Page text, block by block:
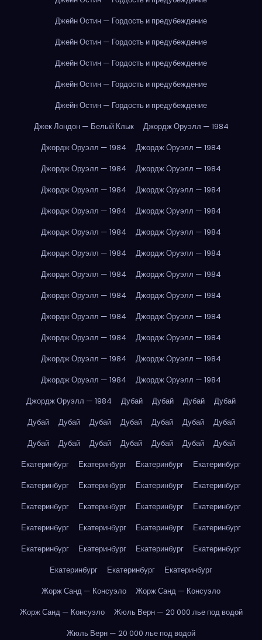
Джейн Остин — Гордость и предубеждение
Джейн Остин — Гордость и предубеждение
Джейн Остин — Гордость и предубеждение
Джейн Остин — Гордость и предубеждение
Джейн Остин — Гордость и предубеждение
Джек Лондон — Белый Клык
Джордж Оруэлл — 1984
Джордж Оруэлл — 1984
Джордж Оруэлл — 1984
Джордж Оруэлл — 1984
Джордж Оруэлл — 1984
Джордж Оруэлл — 1984
Джордж Оруэлл — 1984
Джордж Оруэлл — 1984
Джордж Оруэлл — 1984
Джордж Оруэлл — 1984
Джордж Оруэлл — 1984
Джордж Оруэлл — 1984
Джордж Оруэлл — 1984
Джордж Оруэлл — 1984
Джордж Оруэлл — 1984
Джордж Оруэлл — 1984
Джордж Оруэлл — 1984
Джордж Оруэлл — 1984
Джордж Оруэлл — 1984
Джордж Оруэлл — 1984
Джордж Оруэлл — 1984
Джордж Оруэлл — 1984
Джордж Оруэлл — 1984
Джордж Оруэлл — 1984
Джордж Оруэлл — 1984
Джордж Оруэлл — 1984
Дубай Дубай Дубай
Дубай
Дубай
Дубай Дубай Дубай Дубай Дубай
Дубай
Дубай
Дубай Дубай Дубай Дубай Дубай
Дубай
Екатеринбург
Екатеринбург Екатеринбург
Екатеринбург
Екатеринбург
Екатеринбург Екатеринбург
Екатеринбург
Екатеринбург
Екатеринбург Екатеринбург
Екатеринбург
Екатеринбург
Екатеринбург Екатеринбург
Екатеринбург
Екатеринбург
Екатеринбург Екатеринбург
Екатеринбург
Екатеринбург
Екатеринбург
Екатеринбург
Жорж Санд — Консуэло
Жорж Санд — Консуэло
Жорж Санд — Консуэло
Жюль Верн — 20 000 лье под водой
Жюль Верн — 20 000 лье под водой